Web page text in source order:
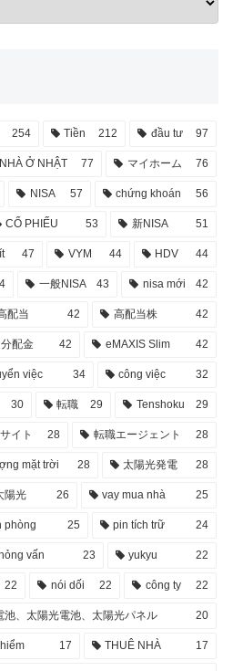
254 Tiền 212 đầu tư 97
Ở NHẬT 77 マイホーム 76
NISA 57 chứng khoán 56
CỔ PHIẾU 53 新NISA 51
47 VYM 44 HDV 44
一般NISA 43 nisa mới 42
配当 42 高配当株 42
分配金 42 eMAXIS Slim 42
việc 34 công việc 32
30 転職 29 Tenshoku 29
イト 28 転職エージェント 28
mặt trời 28 太陽光発電 28
陽光 26 vay mua nhà 25
phòng 25 pin tích trữ 24
vấn 23 yukyu 22
22 nói dối 22 công ty 22
池、太陽光電池、太陽光パネル 20
17 THUÊ NHÀ 17